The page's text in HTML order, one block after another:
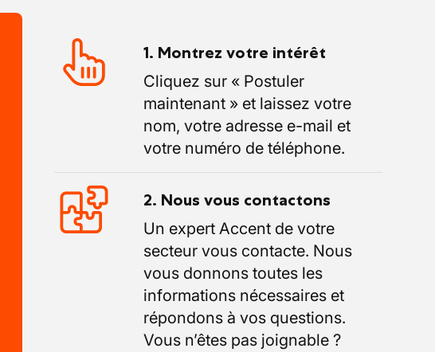
1. Montrez votre intérêt
Cliquez sur « Postuler
maintenant » et laissez votre
nom, votre adresse e-mail et
votre numéro de téléphone.
2. Nous vous contactons
Un expert Accent de votre
secteur vous contacte. Nous
vous donnons toutes les
informations nécessaires et
répondons à vos questions.
Vous n’êtes pas joignable ?